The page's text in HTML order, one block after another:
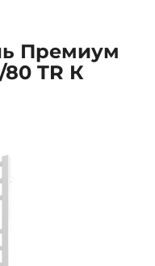
Премиум
TR К